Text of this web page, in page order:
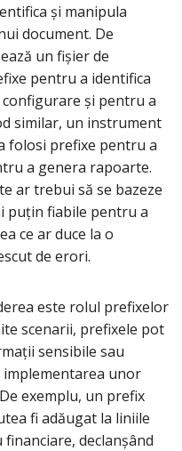
și manipula
document. De
un fișier de
pentru a identifica
și pentru a
similar, un instrument
folosi prefixe pentru a
a genera rapoarte.
ar trebui să se bazeze
puțin fiabile pentru a
ce ar duce la o
de erori.
este rolul prefixelor
scenarii, prefixele pot
sensibile sau
unor
exemplu, un prefix
fi adăugat la liniile
declanșând